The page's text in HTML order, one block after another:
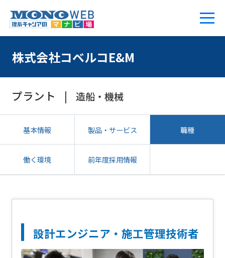
株式会社コベルコE&M
プラント 造船・機械
基本情報 製品・サービス 職種
働く環境 前年度採用情報
設計エンジニア・施工管理技術者